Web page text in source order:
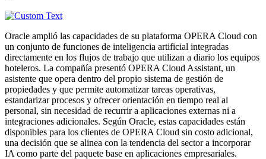
Oracle amplió las capacidades de su plataforma OPERA Cloud con
un conjunto de funciones de inteligencia artificial integradas
directamente en los flujos de trabajo que utilizan a diario los equipos
hoteleros. La compañía presentó OPERA Cloud Assistant, un
asistente que opera dentro del propio sistema de gestión de
propiedades y que permite automatizar tareas operativas,
estandarizar procesos y ofrecer orientación en tiempo real al
personal, sin necesidad de recurrir a aplicaciones externas ni a
integraciones adicionales. Según Oracle, estas capacidades están
disponibles para los clientes de OPERA Cloud sin costo adicional,
una decisión que se alinea con la tendencia del sector a incorporar
IA como parte del paquete base en aplicaciones empresariales.